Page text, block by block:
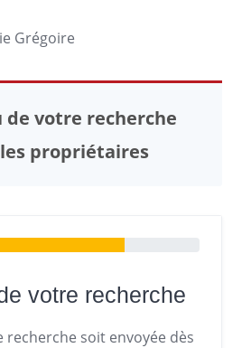
Grégoire
de votre recherche
propriétaires
votre recherche
recherche soit envoyée dès